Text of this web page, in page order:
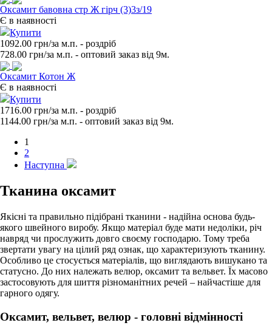
Оксамит бавовна стр Ж гірч (3)3з/19
Є в наявності
Купити
1092.00 грн/за м.п. - роздрiб
728.00 грн/за м.п. - оптовий заказ вiд 9м.
Оксамит Котон Ж
Є в наявності
Купити
1716.00 грн/за м.п. - роздрiб
1144.00 грн/за м.п. - оптовий заказ вiд 9м.
1
2
Наступна
Тканина оксамит
Якісні та правильно підібрані тканини - надійна основа будь-
якого швейного виробу. Якщо матеріал буде мати недоліки, річ
навряд чи прослужить довго своєму господарю. Тому треба
звертати увагу на цілий ряд ознак, що характеризують тканину.
Особливо це стосується матеріалів, що виглядають вишукано та
статусно. До них належать велюр, оксамит та вельвет. Їх масово
застосовують для шиття різноманітних речей – найчастіше для
гарного одягу.
Оксамит, вельвет, велюр - головні відмінності